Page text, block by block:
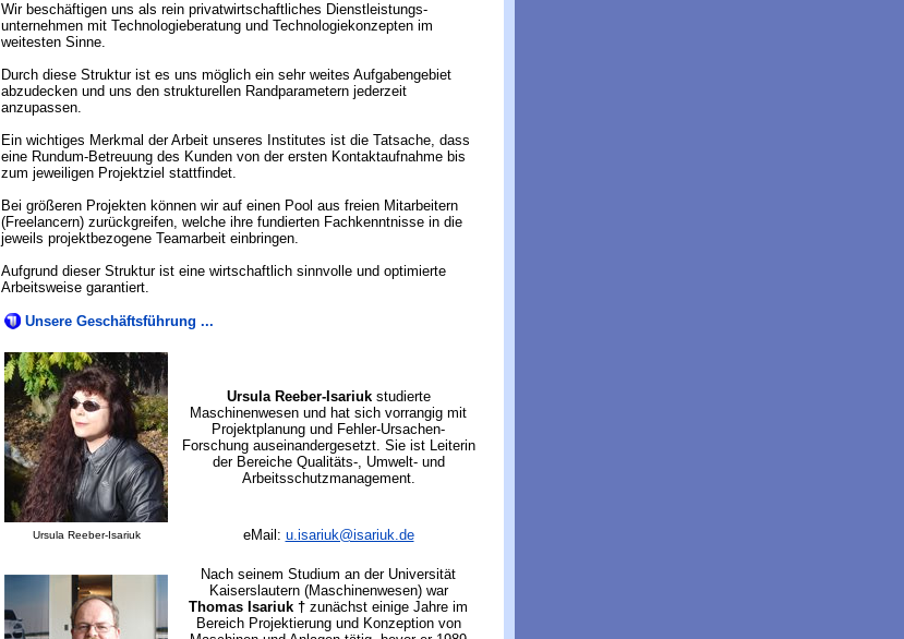
Wir beschäftigen uns als rein privatwirtschaftliches Dienstleistungs-
unternehmen mit Technologieberatung und Technologiekonzepten im
weitesten Sinne.
Durch diese Struktur ist es uns möglich ein sehr weites Aufgabengebiet
abzudecken und uns den strukturellen Randparametern jederzeit
anzupassen.
Ein wichtiges Merkmal der Arbeit unseres Institutes ist die Tatsache, dass
eine Rundum-Betreuung des Kunden von der ersten Kontaktaufnahme bis
zum jeweiligen Projektziel stattfindet.
Bei größeren Projekten können wir auf einen Pool aus freien Mitarbeitern
(Freelancern) zurückgreifen, welche ihre fundierten Fachkenntnisse in die
jeweils projektbezogene Teamarbeit einbringen.
Aufgrund dieser Struktur ist eine wirtschaftlich sinnvolle und optimierte
Arbeitsweise garantiert.
Unsere Geschäftsführung ...
Ursula Reeber-Isariuk studierte
Maschinenwesen und hat sich vorrangig mit
Projektplanung und Fehler-Ursachen-
Forschung auseinandergesetzt. Sie ist Leiterin
der Bereiche Qualitäts-, Umwelt- und
Arbeitsschutzmanagement.
Ursula Reeber-Isariuk eMail: u.isariuk@isariuk.de
Nach seinem Studium an der Universität
Kaiserslautern (Maschinenwesen) war
Thomas Isariuk † zunächst einige Jahre im
Bereich Projektierung und Konzeption von